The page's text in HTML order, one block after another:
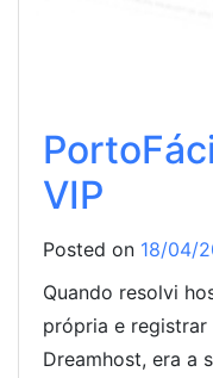
VIP
Posted on 18/04/
Quando resolvi
própria e
Dreamhost, era a